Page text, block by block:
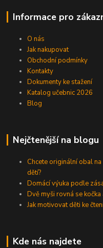
Informace pro
O nás
Jak nakupovat
Obchodní podmínky
Kontakty
Dokumenty ke stažení
Katalog učebnic 2026
Blog
Nejčtenější na blogu
Chcete originální obal
dětí?
Domácí výuka podle
Dvě myši rovná se
Jak motivovat děti ke
Kde nás najdete